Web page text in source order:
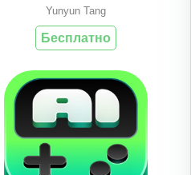
Yunyun Tang
Бесплатно